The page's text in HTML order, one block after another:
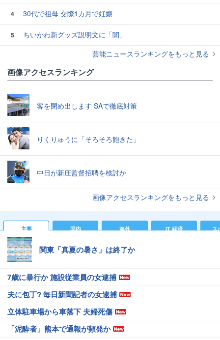
4 30代で祖母 交際1カ月で妊娠
5
ちいかわ新グッズ説明文に「闇」
芸能ニュースランキングをもっと見る
画像アクセスランキング
客を閉め出します SAで徹底対策
りくりゅうに「そろそろ飽きた」
中日が新庄監督招聘を検討か
画像アクセスランキングをもっと見る
主要 国内 海外 IT 経済 ス
関東「真夏の暑さ」は終了か
7歳に暴行か 施設従業員の女逮捕
夫に包丁? 毎日新聞記者の女逮捕
立体駐車場から車落下 夫婦死傷
「泥酔者」熊本で通報が頻発か